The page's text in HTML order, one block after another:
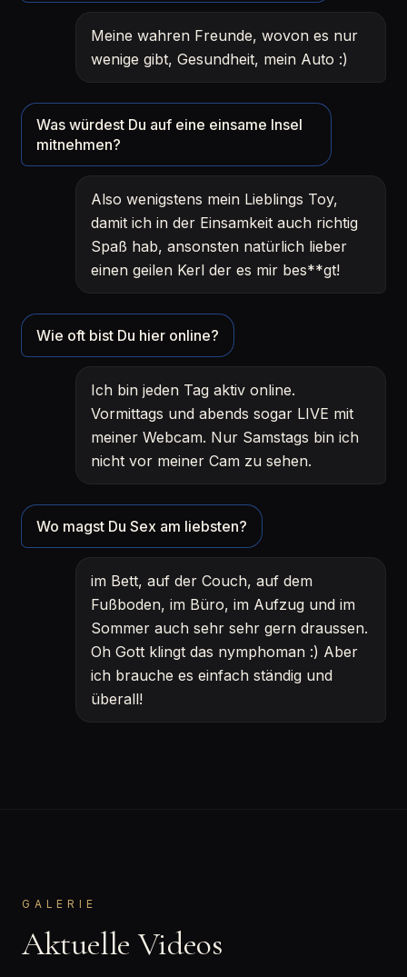
Meine wahren Freunde, wovon es nur
wenige gibt, Gesundheit, mein Auto :)
Was würdest Du auf eine einsame Insel
mitnehmen?
Also wenigstens mein Lieblings Toy,
damit ich in der Einsamkeit auch richtig
Spaß hab, ansonsten natürlich lieber
einen geilen Kerl der es mir bes**gt!
Wie oft bist Du hier online?
Ich bin jeden Tag aktiv online.
Vormittags und abends sogar LIVE mit
meiner Webcam. Nur Samstags bin ich
nicht vor meiner Cam zu sehen.
Wo magst Du Sex am liebsten?
im Bett, auf der Couch, auf dem
Fußboden, im Büro, im Aufzug und im
Sommer auch sehr sehr gern draussen.
Oh Gott klingt das nymphoman :) Aber
ich brauche es einfach ständig und
überall!
GALERIE
Aktuelle Videos